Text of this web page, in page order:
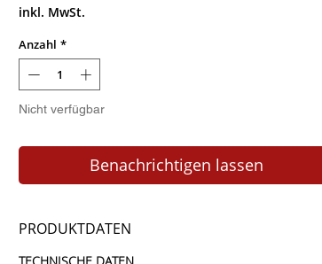
inkl. MwSt.
Anzahl *
Nicht verfügbar
Benachrichtigen lassen
PRODUKTDATEN